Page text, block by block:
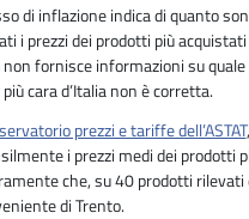
di inflazione indica di quanto
i prezzi dei prodotti più
non fornisce informazioni su
cara d’Italia non è corretta.
prezzi e tariffe dell’ASTAT
i prezzi medi dei prodotti
che, su 40 prodotti rilevati
di Trento.